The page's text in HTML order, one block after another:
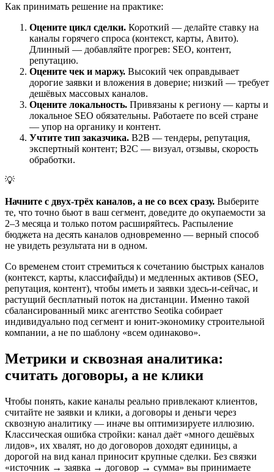
Как принимать решение на практике:
Оцените цикл сделки. Короткий — делайте ставку на
каналы горячего спроса (контекст, карты, Авито).
Длинный — добавляйте прогрев: SEO, контент,
репутацию.
Оцените чек и маржу. Высокий чек оправдывает
дорогие заявки и вложения в доверие; низкий — требует
дешёвых массовых каналов.
Оцените локальность. Привязаны к региону — карты и
локальное SEO обязательны. Работаете по всей стране
— упор на органику и контент.
Учтите тип заказчика. B2B — тендеры, репутация,
экспертный контент; B2C — визуал, отзывы, скорость
обработки.
💡
Начните с двух-трёх каналов, а не со всех сразу. Выберите
те, что точно бьют в ваш сегмент, доведите до окупаемости за
2–3 месяца и только потом расширяйтесь. Распыление
бюджета на десять каналов одновременно — верный способ
не увидеть результата ни в одном.
Со временем стоит стремиться к сочетанию быстрых каналов
(контекст, карты, классифайды) и медленных активов (SEO,
репутация, контент), чтобы иметь и заявки здесь-и-сейчас, и
растущий бесплатный поток на дистанции. Именно такой
сбалансированный микс агентство Seotika собирает
индивидуально под сегмент и юнит-экономику строительной
компании, а не по шаблону «всем одинаково».
Метрики и сквозная аналитика:
считать договоры, а не клики
Чтобы понять, какие каналы реально привлекают клиентов,
считайте не заявки и клики, а договоры и деньги через
сквозную аналитику — иначе вы оптимизируете иллюзию.
Классическая ошибка стройки: канал даёт «много дешёвых
лидов», их хвалят, но до договоров доходят единицы, а
дорогой на вид канал приносит крупные сделки. Без связки
«источник → заявка → договор → сумма» вы принимаете